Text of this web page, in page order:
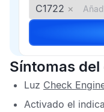
C1722 ×
Síntomas
Luz Check
Activado el